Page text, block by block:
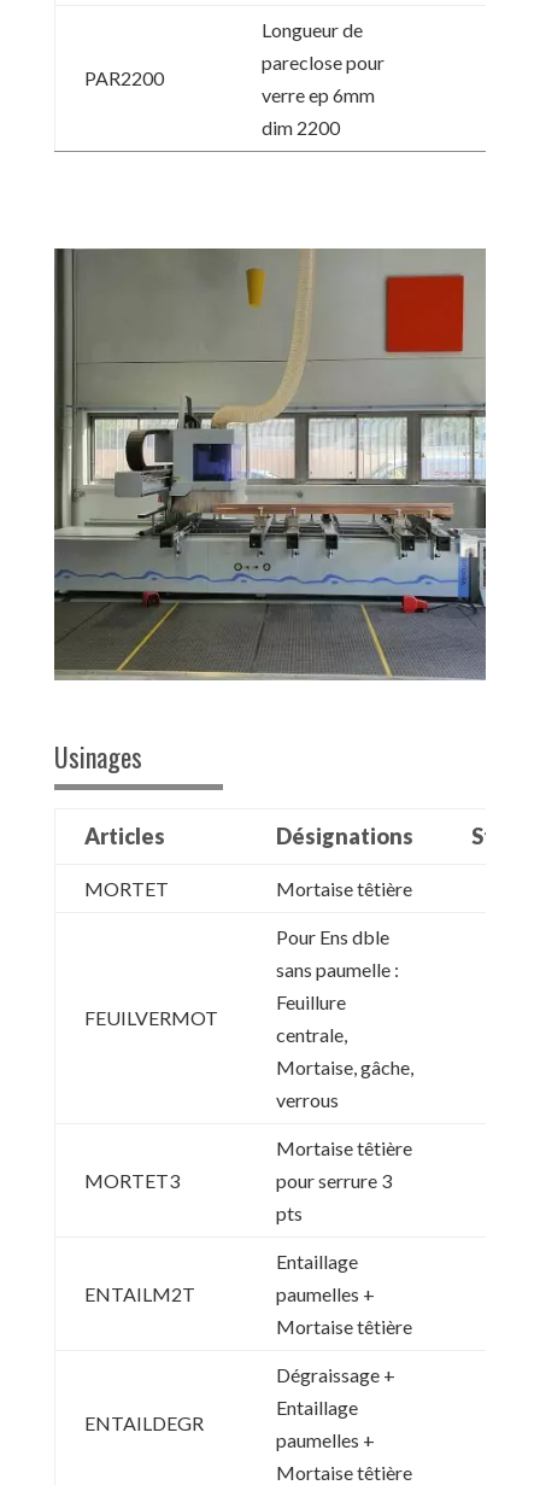
PAR2200
Longueur de
pareclose pour
verre ep 6mm
dim 2200
Usinages
Articles Désignations
MORTET Mortaise têtière
FEUILVERMOT
Pour Ens dble
sans paumelle :
Feuillure
centrale,
Mortaise, gâche,
verrous
MORTET3
Mortaise têtière
pour serrure 3
pts
ENTAILM2T
Entaillage
paumelles +
Mortaise têtière
ENTAILDEGR
Dégraissage +
Entaillage
paumelles +
Mortaise têtière